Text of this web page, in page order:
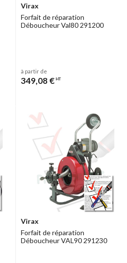
Virax
Forfait de réparation
Déboucheur Val80 291200
à partir de
349,08 € HT
Virax
Forfait de réparation
Déboucheur VAL90 291230